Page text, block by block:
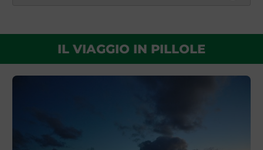
IL VIAGGIO IN PILLOLE